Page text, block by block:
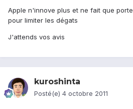
Apple n'innove plus et ne fait que
pour limiter les dégats
J'attends vos avis
kuroshinta
Posté(e) 4 octobre 2011